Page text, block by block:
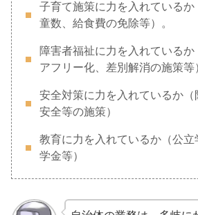
子育て施策に力を入れているか
童数、給食費の免除等）。
障害者福祉に力を入れているか
アフリー化、差別解消の施策等
安全対策に力を入れているか（
安全等の施策）
教育に力を入れているか（公
学金等）